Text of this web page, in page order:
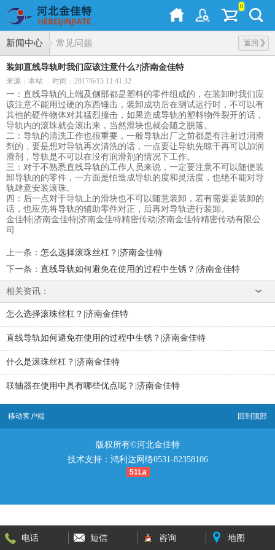
0
新闻中心 返回
常见问题
装卸直线导轨时我们应该注意什么?|济南金佳特
来源：本站 时间：2017/6/15 11:41:32
一： 直线导轨的上端及侧部都是塑料的零件组成的，在装卸时我们应
该注意不能用过硬的东西锤击，装卸成功后在测试运行时，不可以有
其他的硬件物体对其猛烈撞击，如果造成导轨的塑料物件裂开的话，
导轨内的滚珠就会滚出来，当然滑块也就会随之脱落。
二：导轨的清洗工作也很重要，一般导轨出厂之前都是有注射过润滑
剂的，要是想对导轨再次清洗的话，一点要让导轨先晾干再可以加润
滑剂，导轨是不可以在没有润滑剂的情况下工作。
三：对于不熟悉直线导轨的工作人员来说，一定要注意不可以随便装
卸导轨的的零件，一方面是怕造成导轨的度和灵活度，也绝不能对导
轨肆意安装滚珠。
四：后一点对于导轨上的滑块也不可以随意装卸，若有需要要装卸的
话，也应先将导轨的辅助零件对正，后再对导轨进行装卸。
金佳特|济南金佳特|济南金佳特精密传动|济南金佳特精密传动有限公
司
上一条 ： 怎么选择滚珠丝杠？|济南金佳特
下一条 ： 直线导轨如何避免在使用的过程中生锈？|济南金佳特
相关资讯：
怎么选择滚珠丝杠？|济南金佳特
直线导轨如何避免在使用的过程中生锈？|济南金佳特
什么是滚珠丝杠？|济南金佳特
联轴器在使用中具有哪些优点呢？|济南金佳特
移动客户端 回到顶部
版权所有©河北金佳特
技术支持：鸿利达网络0531-82358106
51La
电话 短信 咨询 地图